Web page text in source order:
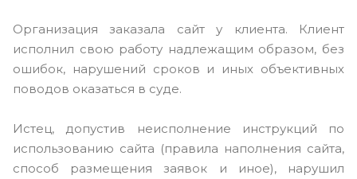
Организация заказала сайт у клиента. Клиент
исполнил свою работу надлежащим образом, без
ошибок, нарушений сроков и иных объективных
поводов оказаться в суде.
Истец, допустив неисполнение инструкций по
использованию сайта (правила наполнения сайта,
способ размещения заявок и иное), нарушил